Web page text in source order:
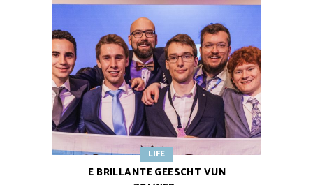
LIFE
E BRILLANTE GEESCHT VUN